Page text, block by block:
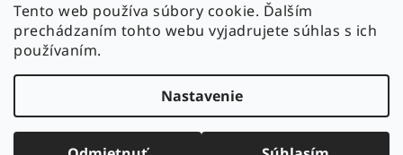
Tento web používa súbory cookie. Ďalším
prechádzaním tohto webu vyjadrujete súhlas s ich
používaním.
Nastavenie
AC mobile.cz
Vytvoril Shoptet